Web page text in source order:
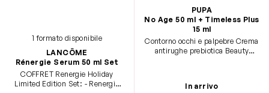
1 formato disponibile
LANCÔME
Rénergie Serum 50 ml Set
COFFRET Renergie Holiday
Limited Edition Set: - Renergie
PUPA
No Age 50 ml + Timeless Plus
15 ml
Contorno occhi e palpebre Crema
antirughe prebiotica Beauty
In arrivo